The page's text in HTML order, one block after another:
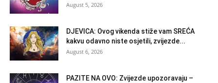
August 5, 2026
DJEVICA: Ovog vikenda stiže vam SREĆA
kakvu odavno niste osjetili, zvijezde...
August 6, 2026
PAZITE NA OVO: Zvijezde upozoravaju –